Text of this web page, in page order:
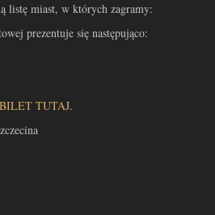
listę miast, w których zagramy:
prezentuje się następująco:
TUTAJ.